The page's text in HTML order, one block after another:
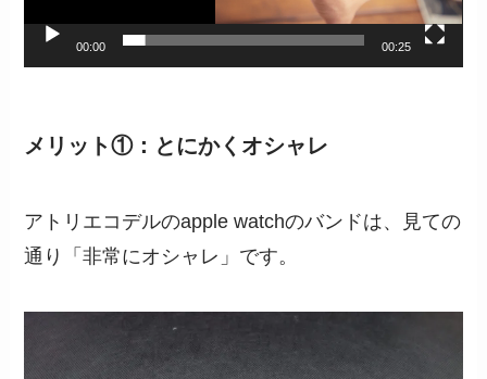
00:00 00:25
メリット①：とにかくオシャレ
アトリエコデルのapple watchのバンドは、見ての
通り「非常にオシャレ」です。